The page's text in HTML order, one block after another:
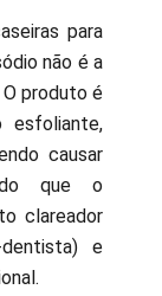
para
não é a
produto é
esfoliante,
causar
que o
clareador
dentista) e